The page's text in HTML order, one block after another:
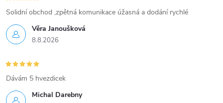
Věra Janoušková
8.8.2026
Solidní obchod ,zpětná komunikace úžasná a dodání rychlé
Michal Darebny
Dávám 5 hvezdicek